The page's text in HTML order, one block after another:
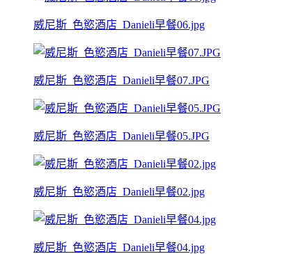
威尼斯_色慾酒店_Danieli早餐06.jpg
威尼斯_色慾酒店_Danieli早餐07.JPG
威尼斯_色慾酒店_Danieli早餐05.JPG
威尼斯_色慾酒店_Danieli早餐02.jpg
威尼斯_色慾酒店_Danieli早餐04.jpg